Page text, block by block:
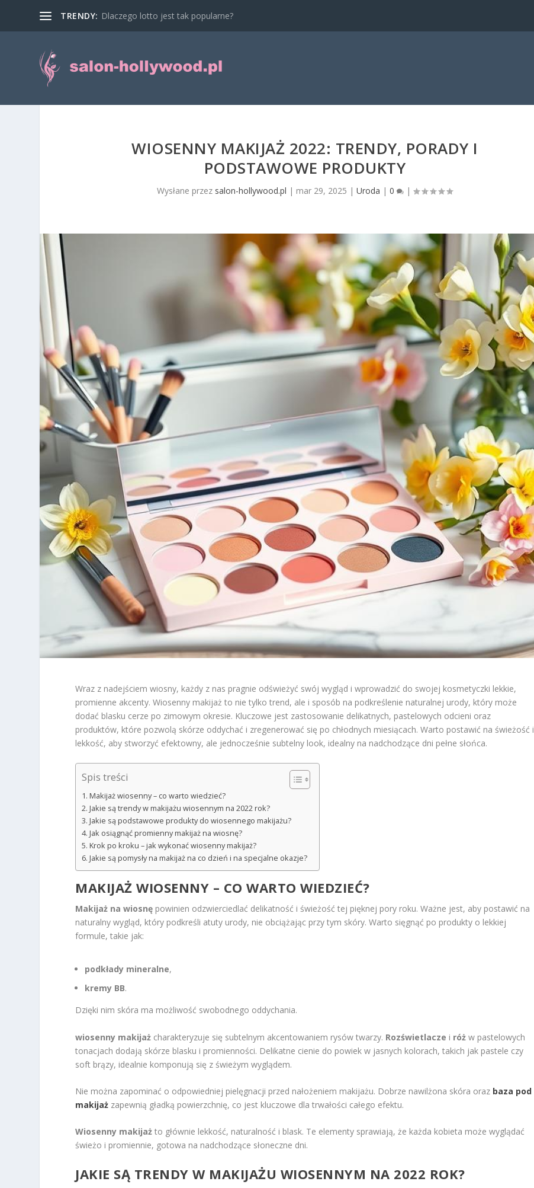
TRENDY: Dlaczego lotto jest tak popularne?
WIOSENNY MAKIJAŻ 2022: TRENDY, PORADY I
PODSTAWOWE PRODUKTY
Wysłane przez salon-hollywood.pl | mar 29, 2025 |Uroda |0 |
Wraz z nadejściem wiosny, każdy z nas pragnie odświeżyć swój wygląd i wprowadzić do swojej kosmetyczki lekkie,
promienne akcenty. Wiosenny makijaż to nie tylko trend, ale i sposób na podkreślenie naturalnej urody, który może
dodać blasku cerze po zimowym okresie. Kluczowe jest zastosowanie delikatnych, pastelowych odcieni oraz
produktów, które pozwolą skórze oddychać i zregenerować się po chłodnych miesiącach. Warto postawić na świeżość i
lekkość, aby stworzyć efektowny, ale jednocześnie subtelny look, idealny na nadchodzące dni pełne słońca.
Spis treści
Makijaż wiosenny – co warto wiedzieć?
Jakie są trendy w makijażu wiosennym na 2022 rok?
Jakie są podstawowe produkty do wiosennego makijażu?
Jak osiągnąć promienny makijaż na wiosnę?
Krok po kroku – jak wykonać wiosenny makijaż?
Jakie są pomysły na makijaż na co dzień i na specjalne okazje?
MAKIJAŻ WIOSENNY – CO WARTO WIEDZIEĆ?
Makijaż na wiosnę powinien odzwierciedlać delikatność i świeżość tej pięknej pory roku. Ważne jest, aby postawić na
naturalny wygląd, który podkreśli atuty urody, nie obciążając przy tym skóry. Warto sięgnąć po produkty o lekkiej
formule, takie jak:
podkłady mineralne,
kremy BB.
Dzięki nim skóra ma możliwość swobodnego oddychania.
wiosenny makijaż charakteryzuje się subtelnym akcentowaniem rysów twarzy. Rozświetlacze i róż w pastelowych
tonacjach dodają skórze blasku i promienności. Delikatne cienie do powiek w jasnych kolorach, takich jak pastele czy
soft brązy, idealnie komponują się z świeżym wyglądem.
Nie można zapominać o odpowiedniej pielęgnacji przed nałożeniem makijażu. Dobrze nawilżona skóra oraz baza pod
makijaż zapewnią gładką powierzchnię, co jest kluczowe dla trwałości całego efektu.
Wiosenny makijaż to głównie lekkość, naturalność i blask. Te elementy sprawiają, że każda kobieta może wyglądać
świeżo i promiennie, gotowa na nadchodzące słoneczne dni.
JAKIE SĄ TRENDY W MAKIJAŻU WIOSENNYM NA 2022 ROK?